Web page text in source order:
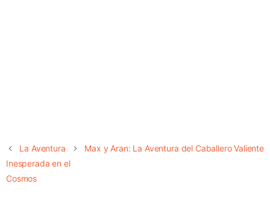
La Aventura
Inesperada en el
Cosmos
Max y Aran: La Aventura del Caballero Valiente